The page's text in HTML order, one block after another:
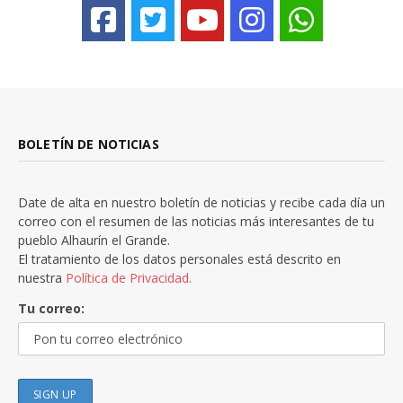
BOLETÍN DE NOTICIAS
Date de alta en nuestro boletín de noticias y recibe cada día un
correo con el resumen de las noticias más interesantes de tu
pueblo Alhaurín el Grande.
El tratamiento de los datos personales está descrito en
nuestra Política de Privacidad.
Tu correo: